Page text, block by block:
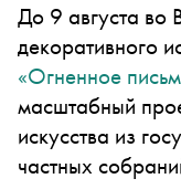
До 9 августа во
декоративного
«Огненное
масштабный
искусства из
частных